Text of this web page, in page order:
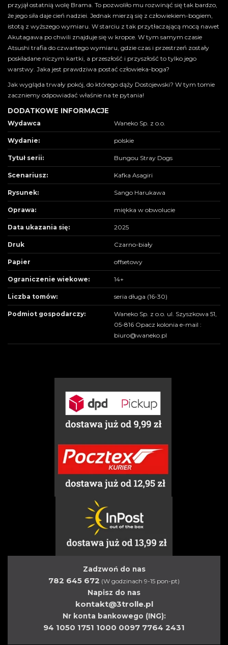
przyjął ostatnią wolę Brama. To pozwoliło mu rozwinąć się tak bardzo,
że jego siła daje cień nadziei. Jednak mierzą się z człowiekiem-bogiem,
istotą z wyższego wymiaru. W starciu z tak przytłaczającą mocą nawet
Akutagawa po chwili znajduje się w kropce. W tym samym czasie
Atsushi trafia do czwartego wymiaru, gdzie czas i przestrzeń zostały
poskładane niczym kartki, a przeszłość i przyszłość to tylko jego
warstwy. Jaka jest prawdziwa postać człowieka-boga?
Jak wygląda trwały pokój, do którego dąży Dostojewski? W tym tomie
zaczniemy odpowiadać właśnie na te pytania!
DODATKOWE INFORMACJE
Wydawca Waneko Sp. z o.o.
Wydanie: polskie
Tytuł serii: Bungou Stray Dogs
Scenariusz: Kafka Asagiri
Rysunek: Sango Harukawa
Oprawa: miękka w obwolucie
Data ukazania się: 2025
Druk Czarno-biały
Papier offsetowy
Ograniczenie wiekowe: 14+
Liczba tomów: seria długa (16-30)
Podmiot gospodarczy:
Waneko Sp. z o.o. ul. Szyszkowa 51,
05-816 Opacz kolonia e-mail :
biuro@waneko.pl
Zadzwoń do nas
782 645 672 (W godzinach 9-15 pon-pt)
Napisz do nas
kontakt@3trolle.pl
Nr konta bankowego (ING):
94 1050 1751 1000 0097 7764 2431